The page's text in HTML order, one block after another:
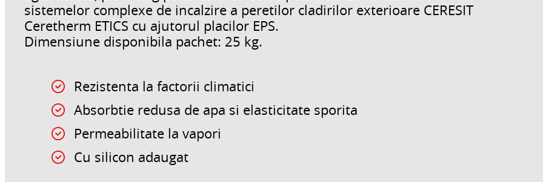
sistemelor complexe de incalzire a peretilor cladirilor exterioare CERESIT
Ceretherm ETICS cu ajutorul placilor EPS.
Dimensiune disponibila pachet: 25 kg.
Rezistenta la factorii climatici
Absorbtie redusa de apa si elasticitate sporita
Permeabilitate la vapori
Cu silicon adaugat